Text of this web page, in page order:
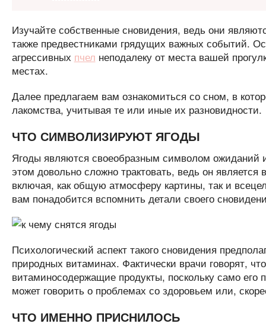
Изучайте собственные сновидения, ведь они
также предвестниками грядущих важных событий.
агрессивных пчел неподалеку от места вашей
местах.
Далее предлагаем вам ознакомиться со сном, в
лакомства, учитывая те или иные их разновидности.
ЧТО СИМВОЛИЗИРУЮТ ЯГОДЫ
Ягоды являются своеобразным символом
этом довольно сложно трактовать, ведь он
включая, как общую атмосферу картины, так и
вам понадобится вспомнить детали своего
Психологический аспект такого сновидения
природных витаминах. Фактически врачи говорят,
витаминосодержащие продукты, поскольку само его
может говорить о проблемах со здоровьем или,
ЧТО ИМЕННО ПРИСНИЛОСЬ